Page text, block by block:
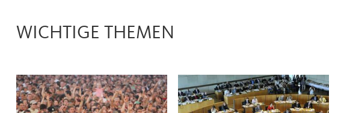
WICHTIGE THEMEN